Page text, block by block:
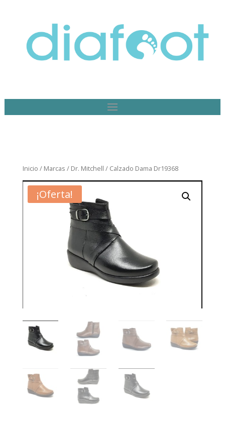
Inicio / Marcas / Dr. Mitchell / Calzado Dama Dr19368
¡Oferta!